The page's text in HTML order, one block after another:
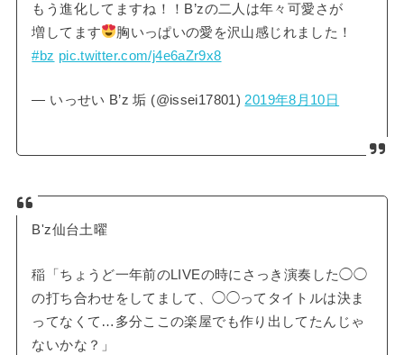
もう進化してますね！！B’zの二人は年々可愛さが
増してます
胸いっぱいの愛を沢山感じれました！
#bz pic.twitter.com/j4e6aZr9x8
— いっせい B’z 垢 (@issei17801)2019年8月10日
B'z仙台土曜
稲「ちょうど一年前のLIVEの時にさっき演奏した◯◯
の打ち合わせをしてまして、◯◯ってタイトルは決ま
ってなくて…多分ここの楽屋でも作り出してたんじゃ
ないかな？」